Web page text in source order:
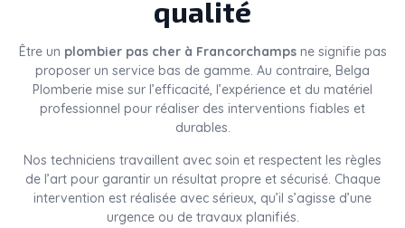
qualité
Être un plombier pas cher à Francorchampsne signifie pas
proposer un service bas de gamme. Au contraire, Belga
Plomberie mise sur l’efficacité, l’expérience et du matériel
professionnel pour réaliser des interventions fiables et
durables.
Nos techniciens travaillent avec soin et respectent les règles
de l’art pour garantir un résultat propre et sécurisé. Chaque
intervention est réalisée avec sérieux, qu’il s’agisse d’une
urgence ou de travaux planifiés.